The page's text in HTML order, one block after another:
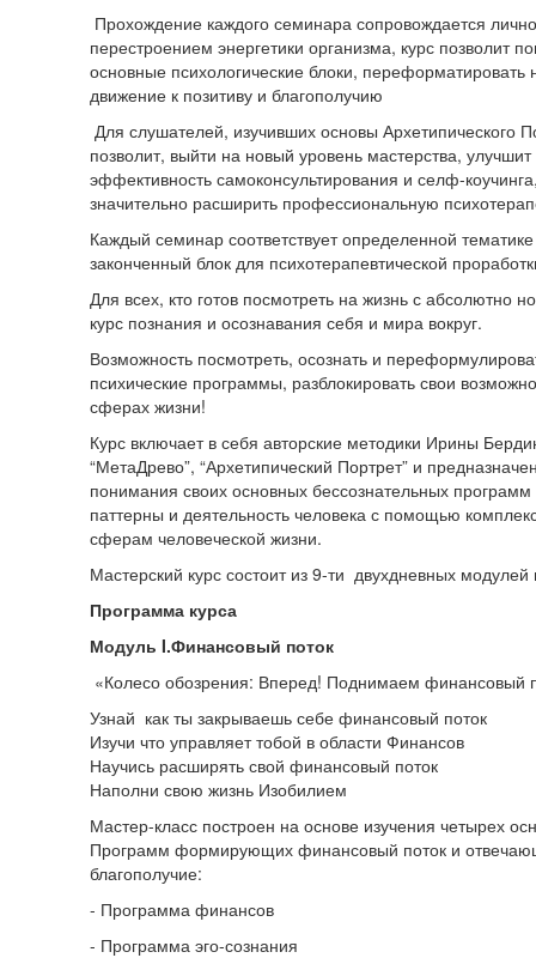
Прохождение каждого семинара сопровождается
перестроением энергетики организма, курс позволит
основные психологические блоки, переформатировать
движение к позитиву и благополучию
Для слушателей, изучивших основы Архетипического
позволит, выйти на новый уровень мастерства,
эффективность самоконсультирования и селф-
значительно расширить профессиональную
Каждый семинар соответствует определенной
законченный блок для психотерапевтической
Для всех, кто готов посмотреть на жизнь с абсолютно
курс познания и осознавания себя и мира вокруг.
Возможность посмотреть, осознать и
психические программы, разблокировать свои
сферах жизни!
Курс включает в себя авторские методики Ирины
“МетаДрево”, “Архетипический Портрет” и
понимания своих основных бессознательных
паттерны и деятельность человека с помощью
сферам человеческой жизни.
Мастерский курс состоит из 9-ти двухдневных
Программа курса
Модуль I.Финансовый поток
«Колесо обозрения: Вперед! Поднимаем финансовый
Узнай как ты закрываешь себе финансовый поток
Изучи что управляет тобой в области Финансов
Научись расширять свой финансовый поток
Наполни свою жизнь Изобилием
Мастер-класс построен на основе изучения четырех
Программ формирующих финансовый поток и
благополучие:
- Программа финансов
- Программа эго-сознания